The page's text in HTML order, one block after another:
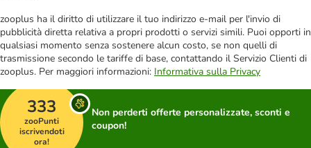
zooplus ha il diritto di utilizzare il tuo indirizzo e-mail per l'invio di
pubblicità diretta relativa a propri prodotti o servizi simili. Puoi opporti in
qualsiasi momento senza sostenere alcun costo, se non quelli di
trasmissione secondo le tariffe di base, contattando il Servizio Clienti di
zooplus. Per maggiori informazioni: Informativa sulla Privacy
333
zooPunti
iscrivendoti
ora!
Non perderti offerte personalizzate, sconti e
coupon!